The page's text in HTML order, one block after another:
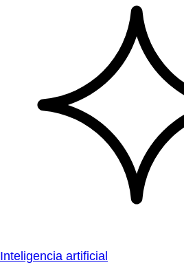
Inteligencia artificial